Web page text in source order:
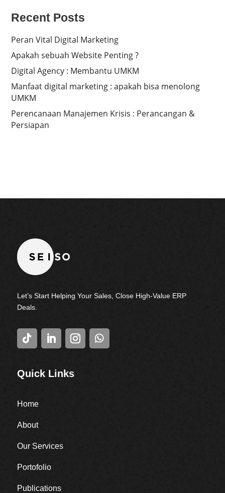
Recent Posts
Peran Vital Digital Marketing
Apakah sebuah Website Penting ?
Digital Agency : Membantu UMKM
Manfaat digital marketing : apakah bisa menolong
UMKM
Perencanaan Manajemen Krisis : Perancangan &
Persiapan
Let’s Start Helping Your Sales, Close High-Value ERP
Deals.
Quick Links
Home
About
Our Services
Portofolio
Publications